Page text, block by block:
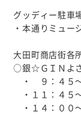
グッディー駐車
・本通りミュ
大田町商店街各
○銀☆ＧＩＮよ
・ ９：４５
・１１：４５
・１４：００